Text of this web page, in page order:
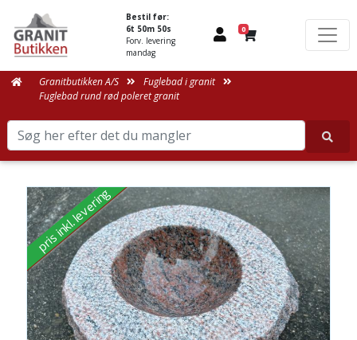
pris inkl. levering
Bestil før:
6t 50m 50s
Forv. levering
mandag
0
Granitbutikken A/S
Fuglebad i granit
Fuglebad rund rød poleret granit